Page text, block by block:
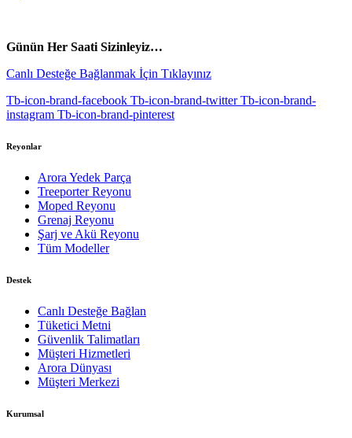
Günün Her Saati Sizinleyiz…
Canlı Desteğe Bağlanmak İçin Tıklayınız
Tb-icon-brand-facebook Tb-icon-brand-twitter Tb-icon-brand-
instagram Tb-icon-brand-pinterest
Reyonlar
Arora Yedek Parça
Treeporter Reyonu
Moped Reyonu
Grenaj Reyonu
Şarj ve Akü Reyonu
Tüm Modeller
Destek
Canlı Desteğe Bağlan
Tüketici Metni
Güvenlik Talimatları
Müşteri Hizmetleri
Arora Dünyası
Müşteri Merkezi
Kurumsal